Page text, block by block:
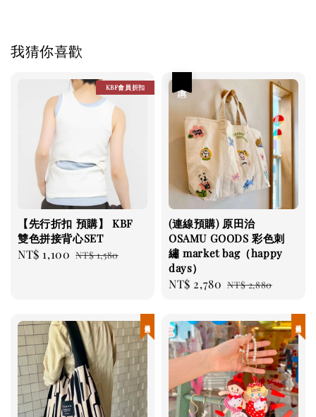
我猜你喜歡
KBF會員折扣
【先行折扣 預購】 KBF
雙色拼接背心SET
Sale
NT$ 1,100 Regular
NT$ 1,580
(連線預購) 原田治
OSAMU GOODS 彩色刺
繡 market bag（happy
days）
Sale
NT$ 2,780 Regular
NT$ 2,880